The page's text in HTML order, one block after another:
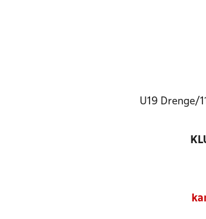
U19 Drenge/